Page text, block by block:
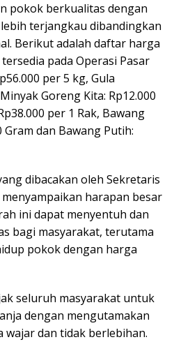
pokok berkualitas dengan
terjangkau dibandingkan
Berikut adalah daftar harga
pada Operasi Pasar
per 5 kg, Gula
Minyak Goreng Kita: Rp12.000
per 1 Rak, Bawang
Gram dan Bawang Putih:
dibacakan oleh Sekretaris
harapan besar
ini dapat menyentuh dan
bagi masyarakat, terutama
pokok dengan harga
seluruh masyarakat untuk
dengan mengutamakan
dan tidak berlebihan.